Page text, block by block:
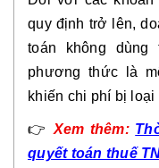
quy định trở lên,
toán không dùng
phương thức là
khiến chi phí bị
👉 Xem thêm:
quyết toán thuế